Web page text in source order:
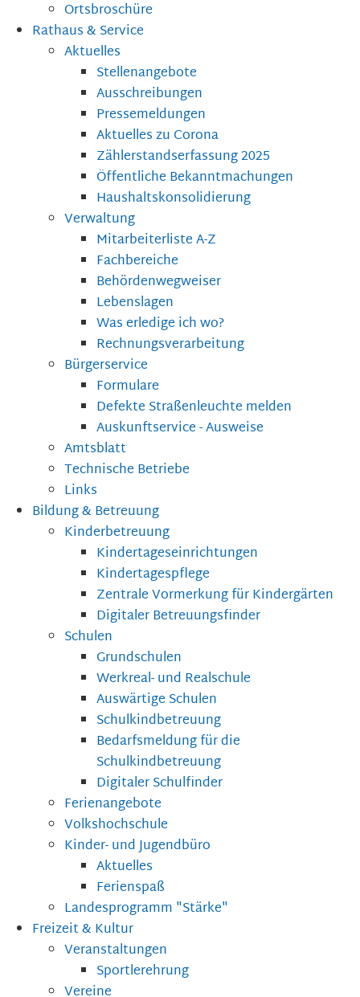
Ortsbroschüre
Rathaus & Service
Aktuelles
Stellenangebote
Ausschreibungen
Pressemeldungen
Aktuelles zu Corona
Zählerstandserfassung 2025
Öffentliche Bekanntmachungen
Haushaltskonsolidierung
Verwaltung
Mitarbeiterliste A-Z
Fachbereiche
Behördenwegweiser
Lebenslagen
Was erledige ich wo?
Rechnungsverarbeitung
Bürgerservice
Formulare
Defekte Straßenleuchte melden
Auskunftservice - Ausweise
Amtsblatt
Technische Betriebe
Links
Bildung & Betreuung
Kinderbetreuung
Kindertageseinrichtungen
Kindertagespflege
Zentrale Vormerkung für Kindergärten
Digitaler Betreuungsfinder
Schulen
Grundschulen
Werkreal- und Realschule
Auswärtige Schulen
Schulkindbetreuung
Bedarfsmeldung für die
Schulkindbetreuung
Digitaler Schulfinder
Ferienangebote
Volkshochschule
Kinder- und Jugendbüro
Aktuelles
Ferienspaß
Landesprogramm "Stärke"
Freizeit & Kultur
Veranstaltungen
Sportlerehrung